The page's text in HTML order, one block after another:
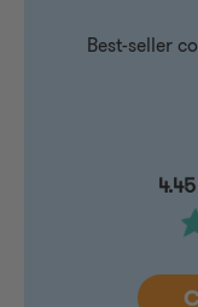
Best-seller
4.45